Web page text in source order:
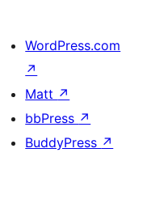
WordPress.com
↗
Matt ↗
bbPress ↗
BuddyPress ↗